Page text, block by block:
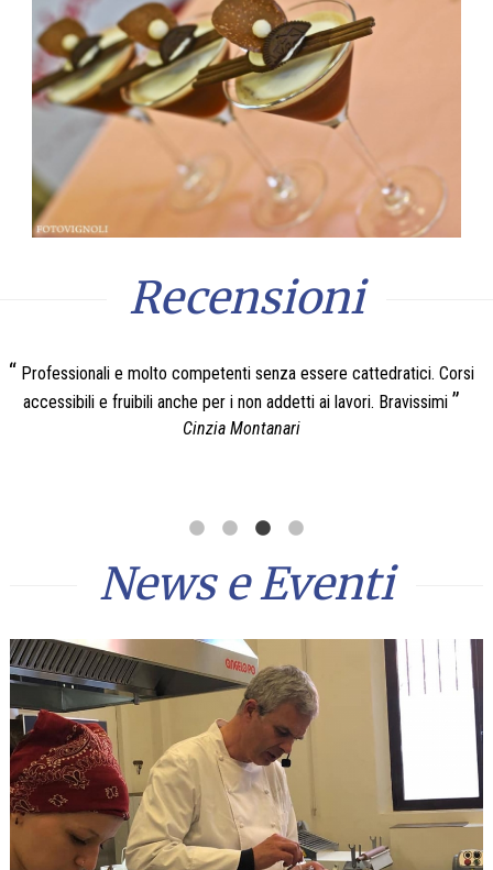
Recensioni
Professionali e molto competenti senza essere cattedratici. Corsi
accessibili e fruibili anche per i non addetti ai lavori. Bravissimi
Cinzia Montanari
News e Eventi